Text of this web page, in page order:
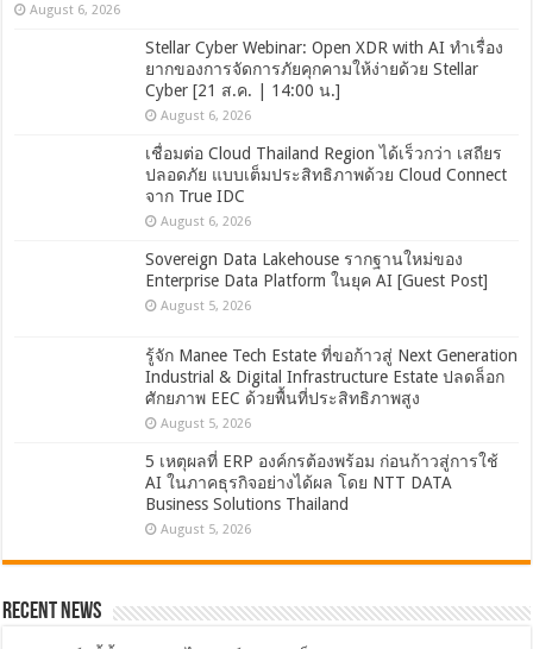
August 6, 2026
Stellar Cyber Webinar: Open XDR with AI ทำเรื่อง
ยากของการจัดการภัยคุกคามให้ง่ายด้วย Stellar
Cyber [21 ส.ค. | 14:00 น.]
August 6, 2026
เชื่อมต่อ Cloud Thailand Region ได้เร็วกว่า เสถียร
ปลอดภัย แบบเต็มประสิทธิภาพด้วย Cloud Connect
จาก True IDC
August 6, 2026
Sovereign Data Lakehouse รากฐานใหม่ของ
Enterprise Data Platform ในยุค AI [Guest Post]
August 5, 2026
รู้จัก Manee Tech Estate ที่ขอก้าวสู่ Next Generation
Industrial & Digital Infrastructure Estate ปลดล็อก
ศักยภาพ EEC ด้วยพื้นที่ประสิทธิภาพสูง
August 5, 2026
5 เหตุผลที่ ERP องค์กรต้องพร้อม ก่อนก้าวสู่การใช้
AI ในภาคธุรกิจอย่างได้ผล โดย NTT DATA
Business Solutions Thailand
August 5, 2026
Recent News